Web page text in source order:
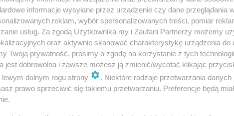
informacje wysyłane przez urządzenie czy dane przeglądania
reklam, wybór spersonalizowanych treści, pomiar
usług. Za zgodą Użytkownika my i Zaufani Partnerzy możemy
oraz aktywnie skanować charakterystykę urządzenia do
Twoją prywatność, prosimy o zgodę na korzystanie z tych
jest dobrowolna i zawsze możesz ją zmienić/wycofać klikając
lewym dolnym rogu strony
. Niektóre rodzaje przetwarzania
prawo sprzeciwić się takiemu przetwarzaniu. Preferencje będą